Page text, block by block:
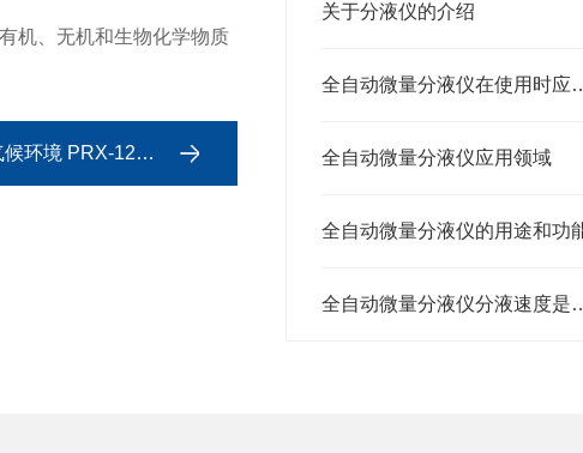
关于分液仪的介绍
全自动微量分液
全自动微量分液仪应用领域
全自动微量分液仪的用途和功
全自动微量分液
机、无机和生物化学物质
境 PRX-1200D